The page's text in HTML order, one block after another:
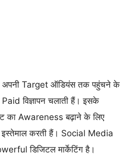
अपनी Target ऑडियंस तक पहुंचने के
विज्ञापन चलाती हैं। इसके
का Awareness बढ़ाने के लिए
करती हैं। Social Media
डिजिटल मार्केटिंग है।